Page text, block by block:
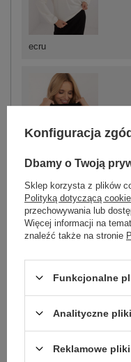
ecru
Zobacz
ZALOGUJ
Zadzwoń+48 601
skład materiału : 95% micro
Konfiguracja zgód
Dbamy o Twoją
Sklep korzysta z plików
Polityką dotyczącą
przechowywania lub
Więcej informacji na
znaleźć także na stronie
Funkcjonalne
Analityczne
Reklamowe